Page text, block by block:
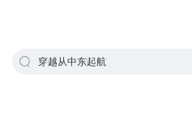
穿越从中东起航